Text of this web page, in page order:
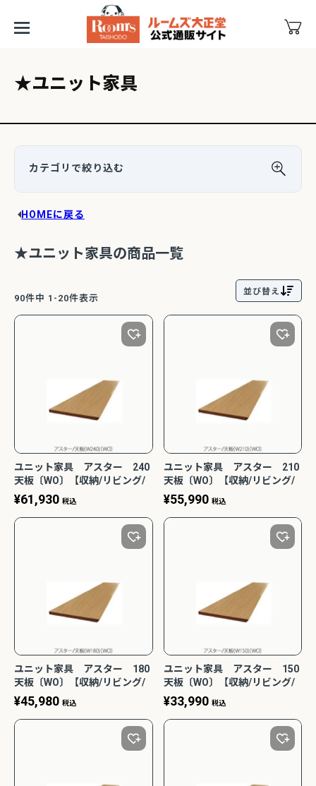
/寝室/シェー
インク
レザーテックス カウチソフ
ァ マウルス2 プライム
PLT【在庫色/特注色】オッ
トマン分離型自由レイアウ
具
¥139,800 税込
リビングソファ ライラ198
3人掛 1人掛 ウォッシャブ
ル フルカバーリング 野田産
業 NDStyle
税込 〜
を楽しみたい】 ピグレットシリ
リビング学習に最適！コンパクトで省スペ
設計のスリムタイプ勉強机特集
★ユニット家具
HOMEに戻る
★ユニット家具の商品一覧
並び替え
90件中 1 - 20件表示
ユニット家具 アスター 240
天板〔WO〕【収納/リビング/
寝室/書斎/組合せ/ナチュラル/
高野木工】
¥61,930 税込
ユニット家具 アスター 210
天板〔WO〕【収納/リビング/
寝室/書斎/組合せ/ナチュラル/
高野木工】
¥55,990 税込
ユニット家具 アスター 180
天板〔WO〕【収納/リビング/
寝室/書斎/組合せ/ナチュラル/
高野木工】
¥45,980 税込
ユニット家具 アスター 150
天板〔WO〕【収納/リビング/
寝室/書斎/組合せ/ナチュラル/
高野木工】
¥33,990 税込